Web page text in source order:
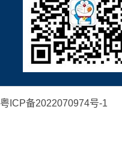
粤ICP备2022070974号-1